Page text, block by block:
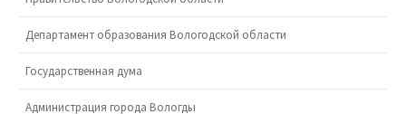
Департамент образования Вологодской области
Государственная дума
Администрация города Вологды